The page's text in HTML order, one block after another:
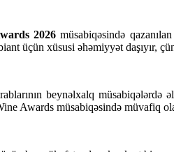
2026müsabiqəsində
üçün xüsusi əhəmiyyət daşıyır,
beynəlxalq
Awards müsabiqəsində müvafiq